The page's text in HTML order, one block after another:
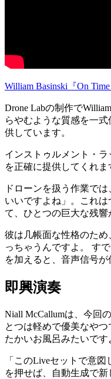
William Basinski『On Time
Drone Labの制作で
らやむような質感を一
供しています。
インストゥルメント・
を正確に提供してくれ
ドローンを扱う作業で
いいですよね」。これ
て、ひとつの巨大な残響
彼は几帳面な性格のた
っちゃうんですよ。 す
を加えると、音声信号
即興演奏
Niall McCallumは、今回
とつは軽めで優美なや
たかいお風呂みたいで
「このLiveセットで意
を押せば、自動生成で